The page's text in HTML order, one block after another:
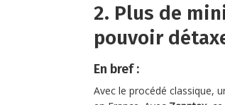
2. Plus de
pouvoir
En bref :
Avec le procédé classique,